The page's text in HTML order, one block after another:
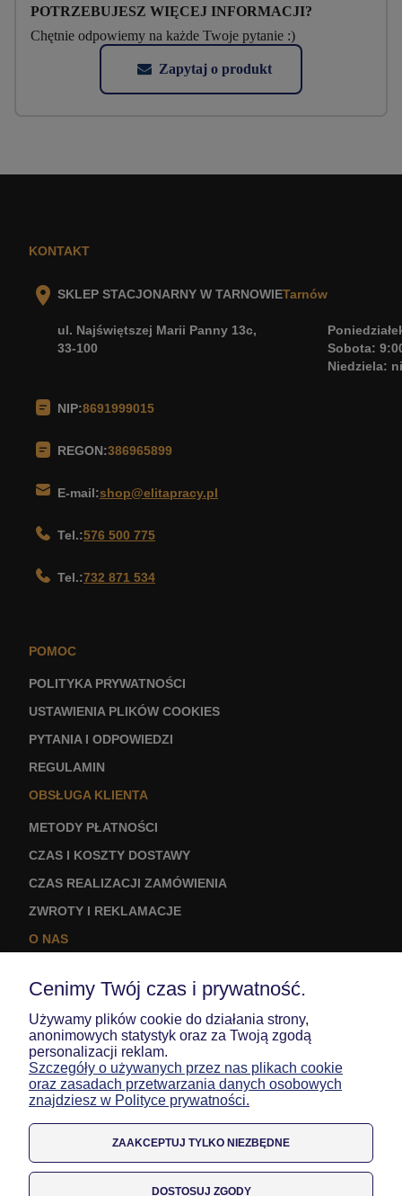
POTRZEBUJESZ WIĘCEJ INFORMACJI?
Chętnie odpowiemy na każde Twoje pytanie :)
Zapytaj o produkt
KONTAKT
SKLEP STACJONARNY W TARNOWIE
ul. Najświętszej Marii Panny 13c,
33-100
Tarnów
Sobota:
Niedziela:
NIP:8691999015
REGON:386965899
E-mail:shop@elitapracy.pl
Tel.:576 500 775
Tel.:732 871 534
POMOC
POLITYKA PRYWATNOŚCI
USTAWIENIA PLIKÓW COOKIES
PYTANIA I ODPOWIEDZI
REGULAMIN
OBSŁUGA KLIENTA
METODY PŁATNOŚCI
CZAS I KOSZTY DOSTAWY
CZAS REALIZACJI ZAMÓWIENIA
ZWROTY I REKLAMACJE
O NAS
LOGO NA ODZIEŻ
MOJE KONTO
TWOJE ZAMÓWIENIA
USTAWIENIA KONTA
Cenimy Twój czas i prywatność.
Używamy plików cookie do działania strony,
anonimowych statystyk oraz za Twoją zgodą
personalizacji reklam.
Szczegóły o używanych przez nas plikach cookie
oraz zasadach przetwarzania danych osobowych
znajdziesz w Polityce prywatności.
ZAAKCEPTUJ TYLKO NIEZBĘDNE
DOSTOSUJ ZGODY